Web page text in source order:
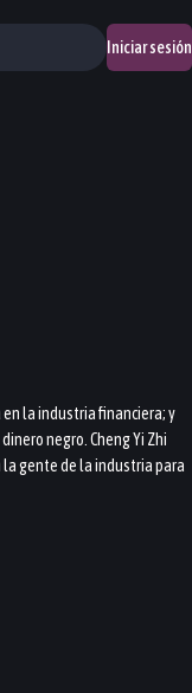
Iniciar sesión
en la industria financiera; y
negro. Cheng Yi Zhi
la gente de la industria para